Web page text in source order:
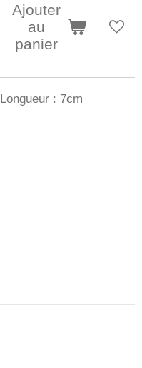
Ajouter
au
panier
Longueur : 7cm